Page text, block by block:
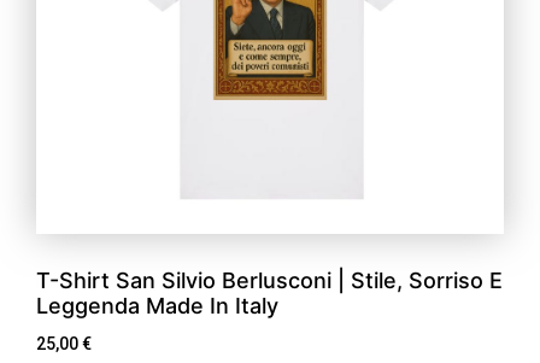
T-Shirt San Silvio Berlusconi | Stile, Sorriso E
Leggenda Made In Italy
25,00€